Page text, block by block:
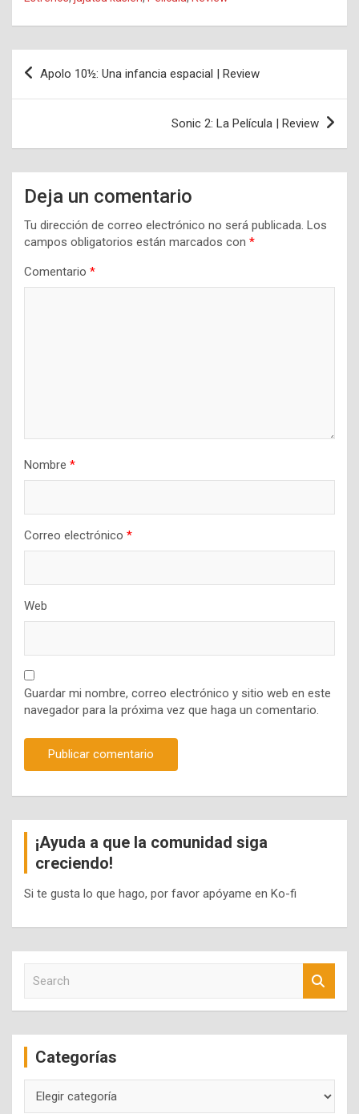
Navegación
de
Apolo 10½: Una infancia espacial | Review
Sonic 2: La Película | Review
Deja un comentario
Tu dirección de correo electrónico no será publicada. Los
campos obligatorios están marcados con *
Comentario *
Nombre *
Correo electrónico *
Web
Guardar mi nombre, correo electrónico y sitio web en este
navegador para la próxima vez que haga un comentario.
¡Ayuda a que la comunidad siga
creciendo!
Si te gusta lo que hago, por favor apóyame en Ko-fi
c
Categorías